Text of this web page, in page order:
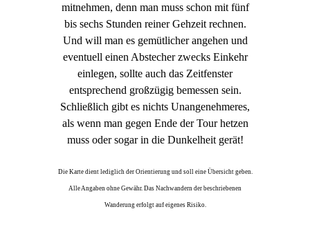
mitnehmen, denn man muss schon mit fünf
bis sechs Stunden reiner Gehzeit rechnen.
Und will man es gemütlicher angehen und
eventuell einen Abstecher zwecks Einkehr
einlegen, sollte auch das Zeitfenster
entsprechend großzügig bemessen sein.
Schließlich gibt es nichts Unangenehmeres,
als wenn man gegen Ende der Tour hetzen
muss oder sogar in die Dunkelheit gerät!
Die Karte dient lediglich der Orientierung und soll eine Übersicht geben.
Alle Angaben ohne Gewähr. Das Nachwandern der beschriebenen
Wanderung erfolgt auf eigenes Risiko.